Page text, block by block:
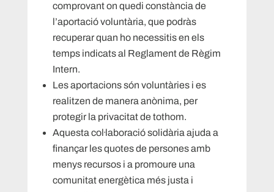
comprovant on quedi constància de
l’aportació voluntària, que podràs
recuperar quan ho necessitis en els
temps indicats al Reglament de Règim
Intern.
Les aportacions són voluntàries i es
realitzen de manera anònima, per
protegir la privacitat de tothom.
Aquesta col·laboració solidària ajuda a
finançar les quotes de persones amb
menys recursos i a promoure una
comunitat energètica més justa i